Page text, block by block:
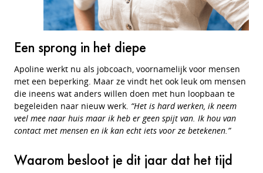
Een sprong in het diepe
Apoline werkt nu als jobcoach, voornamelijk voor mensen
met een beperking. Maar ze vindt het ook leuk om mensen
die ineens wat anders willen doen met hun loopbaan te
begeleiden naar nieuw werk. “Het is hard werken, ik neem
veel mee naar huis maar ik heb er geen spijt van. Ik hou van
contact met mensen en ik kan echt iets voor ze betekenen.”
Waarom besloot je dit jaar dat het tijd